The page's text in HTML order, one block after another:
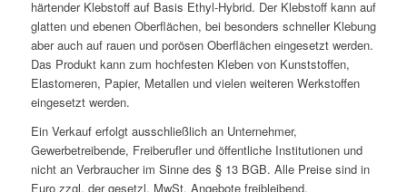
härtender Klebstoff auf Basis Ethyl-Hybrid. Der Klebstoff kann auf
glatten und ebenen Oberflächen, bei besonders schneller Klebung
aber auch auf rauen und porösen Oberflächen eingesetzt werden.
Das Produkt kann zum hochfesten Kleben von Kunststoffen,
Elastomeren, Papier, Metallen und vielen weiteren Werkstoffen
eingesetzt werden.
Ein Verkauf erfolgt ausschließlich an Unternehmer,
Gewerbetreibende, Freiberufler und öffentliche Institutionen und
nicht an Verbraucher im Sinne des § 13 BGB. Alle Preise sind in
Euro zzgl. der gesetzl. MwSt. Angebote freibleibend.